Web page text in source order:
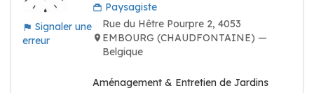
Signaler une
erreur
Paysagiste
Rue du Hêtre Pourpre 2, 4053
EMBOURG (CHAUDFONTAINE) —
Belgique
Aménagement & Entretien de Jardins